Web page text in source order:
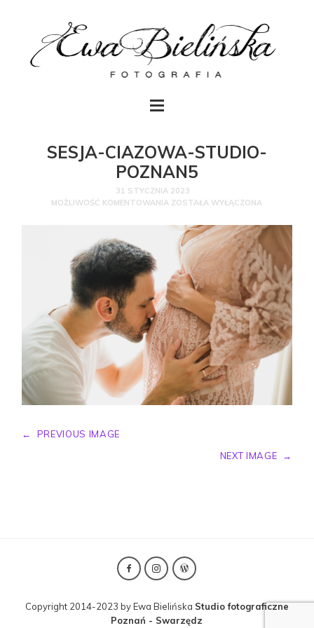
SESJA-CIAZOWA-STUDIO-
POZNAN5
31 STYCZNIA 2023
MOŻLIWOŚĆ KOMENTOWANIA ZOSTAŁA WYŁĄCZONA
←
PREVIOUS IMAGE
NEXT IMAGE
→
Copyright 2014-2023 by Ewa Bielińska Studio fotograficzne
Poznań - Swarzędz